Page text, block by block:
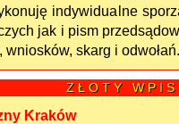
indywidualne
jak i pism
wniosków, skarg i odwołań.
Z Ł O T Y W P I S
Kraków